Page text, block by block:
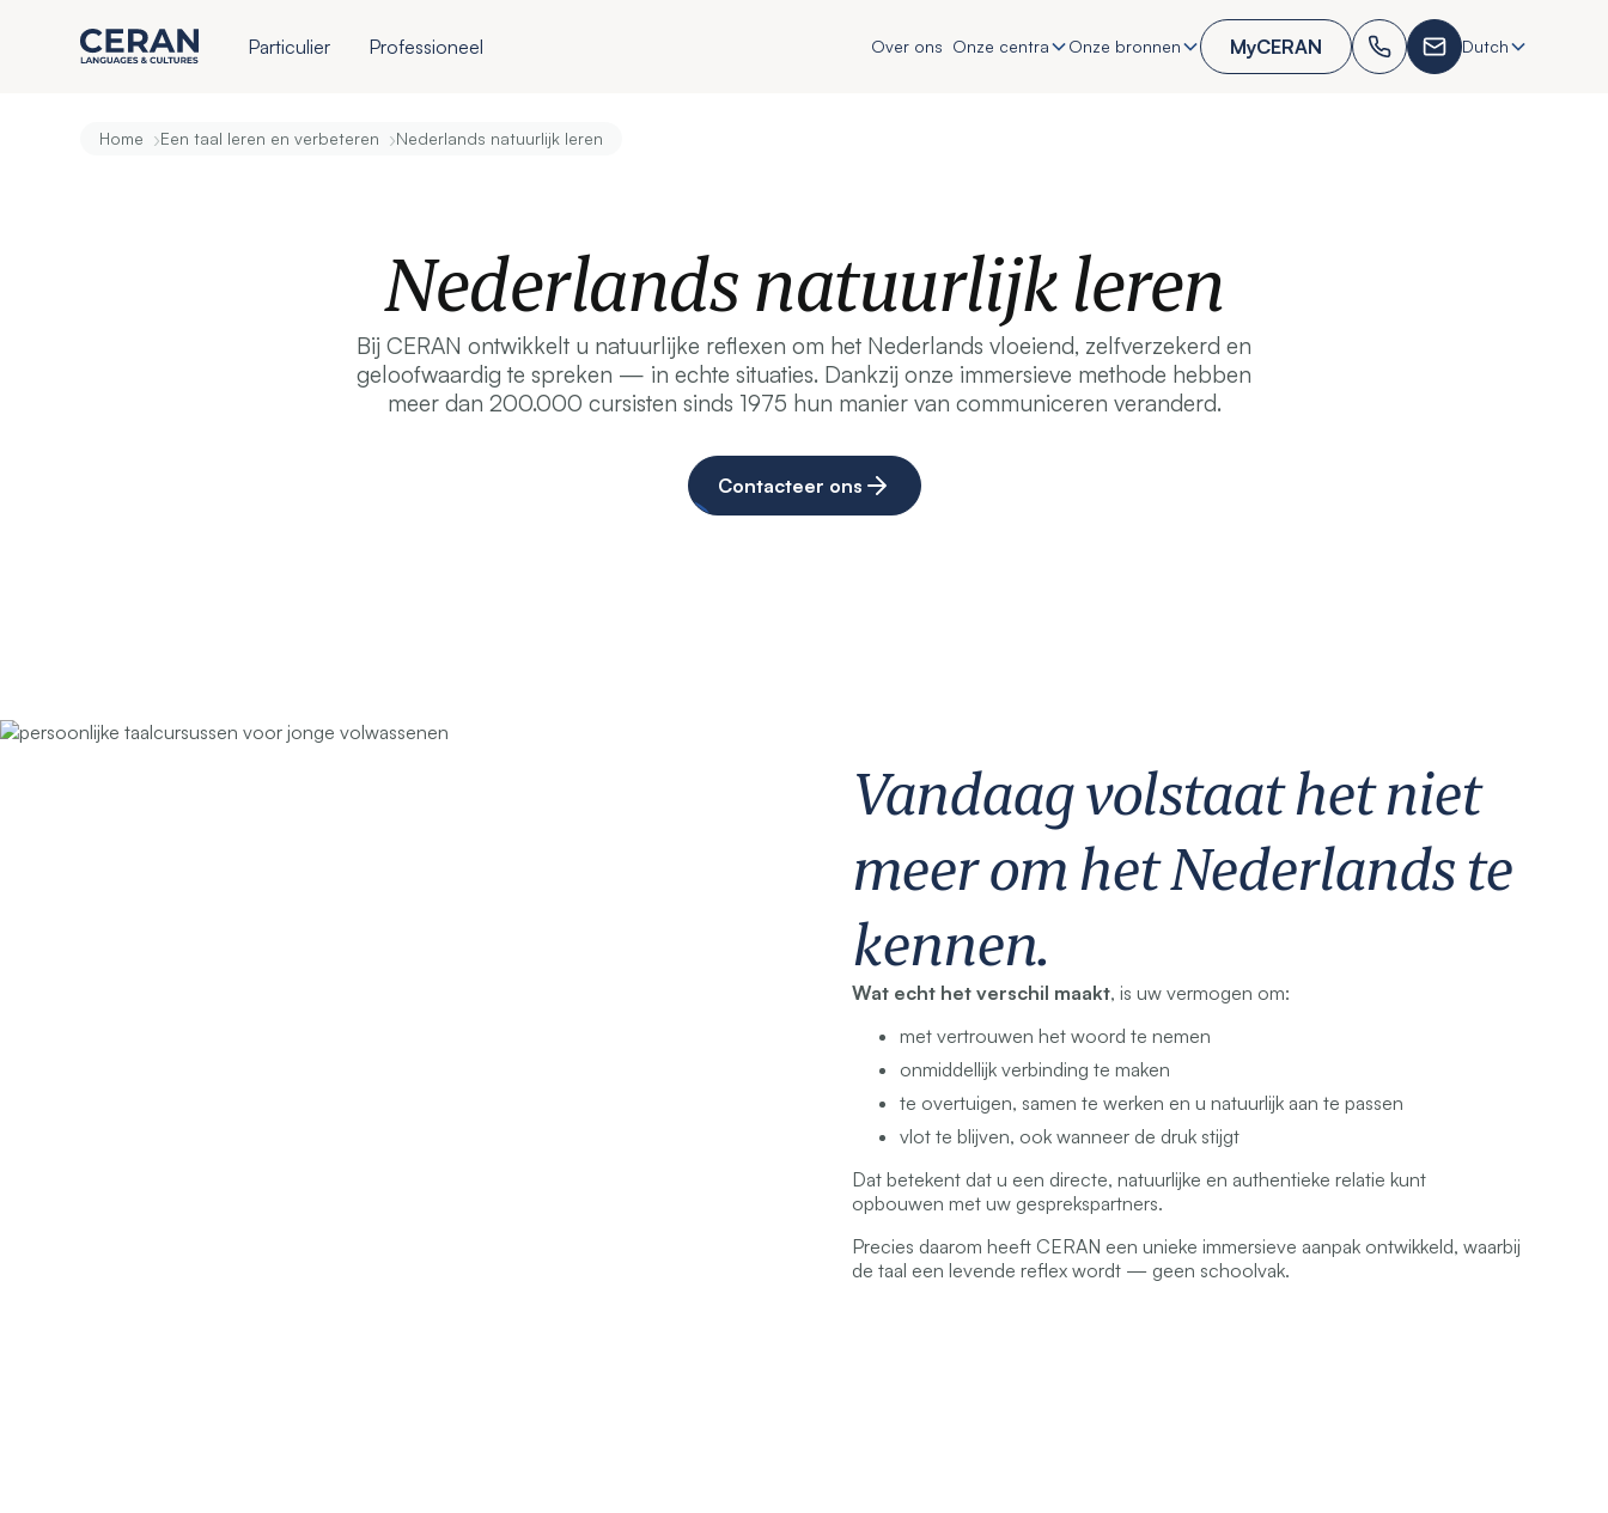
Particulier Professioneel Over ons Onze centra Onze bronnen MyCERAN Dutch
Home ›Een taal leren en verbeteren ›Nederlands natuurlijk leren
Nederlands natuurlijk leren
Bij CERAN ontwikkelt u natuurlijke reflexen om het Nederlands vloeiend, zelfverzekerd en
geloofwaardig te spreken — in echte situaties. Dankzij onze immersieve methode hebben
meer dan 200.000 cursisten sinds 1975 hun manier van communiceren veranderd.
Contacteer ons
Vandaag volstaat het niet
meer om het Nederlands te
kennen.
Wat echt het verschil maakt, is uw vermogen om:
met vertrouwen het woord te nemen
onmiddellijk verbinding te maken
te overtuigen, samen te werken en u natuurlijk aan te passen
vlot te blijven, ook wanneer de druk stijgt
Dat betekent dat u een directe, natuurlijke en authentieke relatie kunt
opbouwen met uw gesprekspartners.
Precies daarom heeft CERAN een unieke immersieve aanpak ontwikkeld, waarbij
de taal een levende reflex wordt — geen schoolvak.